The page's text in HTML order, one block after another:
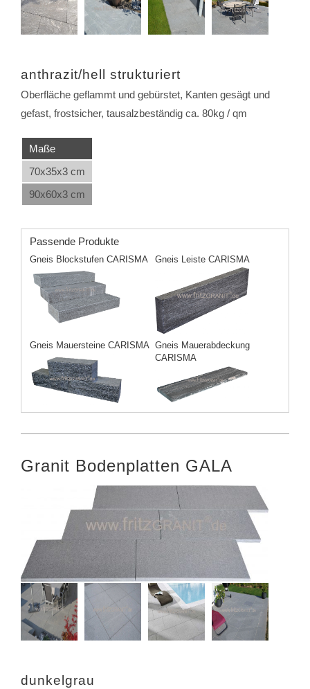
anthrazit/hell strukturiert
Oberfläche geflammt und gebürstet, Kanten gesägt und
gefast, frostsicher, tausalzbeständig ca. 80kg / qm
Maße
70x35x3 cm
90x60x3 cm
Passende Produkte
Gneis Blockstufen CARISMA Gneis Leiste CARISMA
Gneis Mauersteine CARISMA Gneis Mauerabdeckung
CARISMA
Granit Bodenplatten GALA
dunkelgrau